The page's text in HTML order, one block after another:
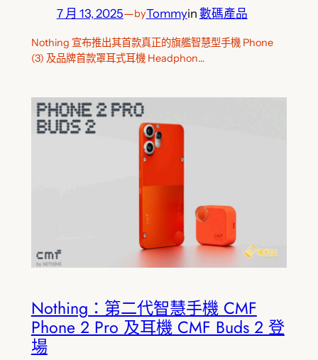
7 月 13, 2025—byTommyin 數碼產品
Nothing 宣布推出其首款真正的旗艦智慧型手機 Phone
(3) 及品牌首款罩耳式耳機 Headphon…
Nothing：第二代智慧手機 CMF
Phone 2 Pro 及耳機 CMF Buds 2 登
場